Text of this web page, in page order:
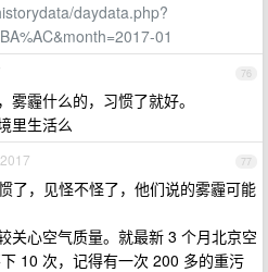
daydata.php?
01
76
霾什么的，习惯了就好。
里生活么
77
了，见怪不怪了，他们说的雾霾可能
关心空气质量。就最新 3 个月北京空
10 次，记得有一次 200 多的重污